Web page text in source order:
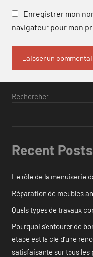
Enregistrer mon
navigateur pour mon
Rechercher
Recent Posts
Le rôle de la menuiserie
Réparation de meubles
Quels types de travaux
Pourquoi s’entourer de
étape est la clé d’une
satisfaisante sur tous les